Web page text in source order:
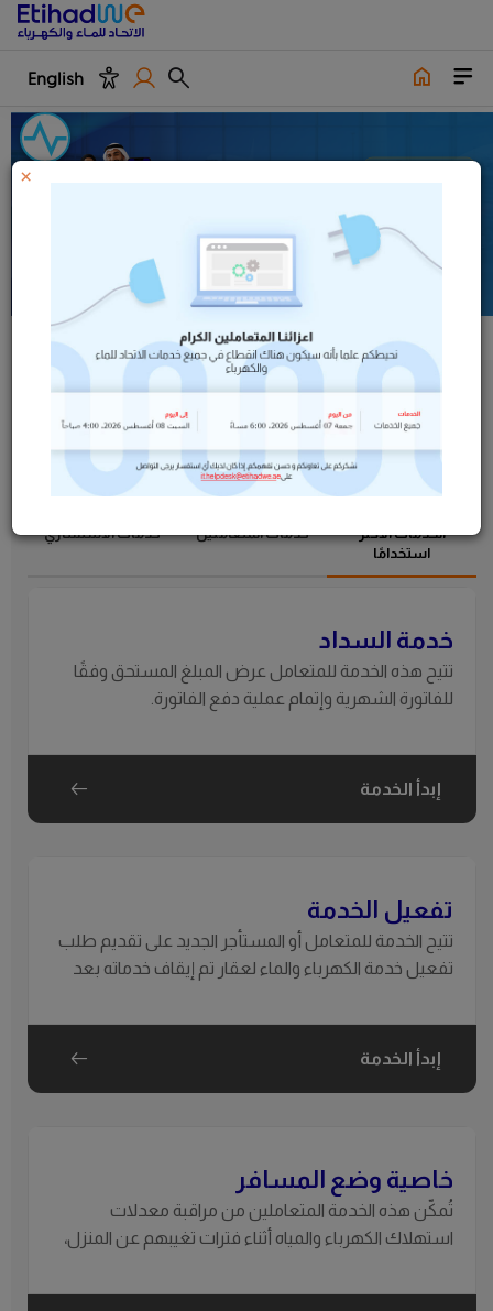
English
×
استكشف خدماتنا
الخدمات الأكثر
استخدامًا
خدمات المتعاملين خدمات الاستشاري
خدمة السداد
تتيح هذه الخدمة للمتعامل عرض المبلغ المستحق وفقًا
للفاتورة الشهرية وإتمام عملية دفع الفاتورة.
إبدأ الخدمة
تفعيل الخدمة
تتيح الخدمة للمتعامل أو المستأجر الجديد على تقديم طلب
تفعيل خدمة الكهرباء والماء لعقار تم إيقاف خدماته بعد
للعقار من جديد.يتم تفعيل الخدمات إلى ال
إبدأ الخدمة
خاصية وضع المسافر
تُمكّن هذه الخدمة المتعاملين من مراقبة معدلات
استهلاك الكهرباء والمياه أثناء فترات تغيبهم عن المنزل،
بشكل دوري، يومي أو أسبوعي.